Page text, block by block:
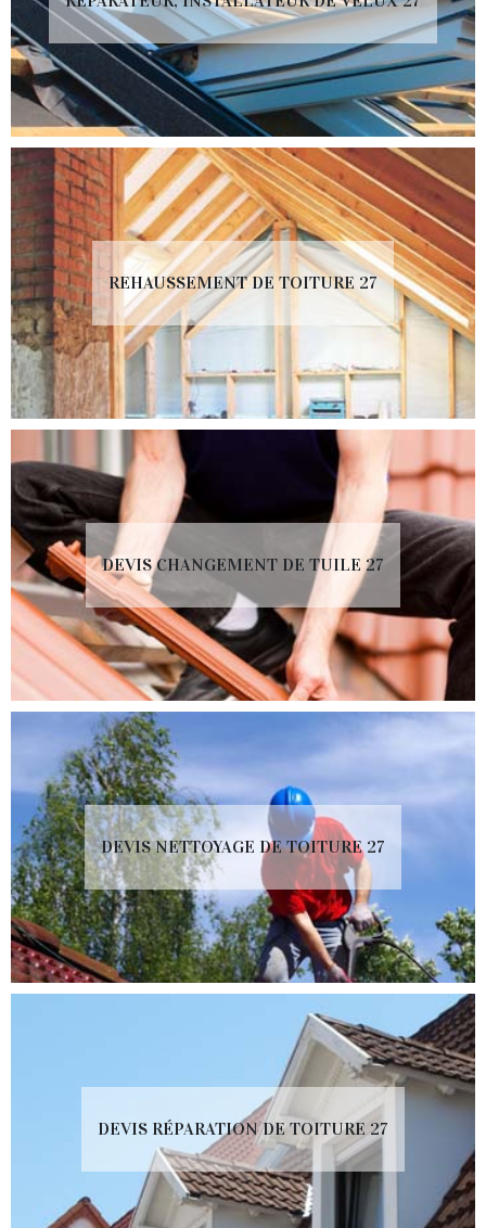
REHAUSSEMENT DE TOITURE 27
DEVIS CHANGEMENT DE TUILE 27
DEVIS NETTOYAGE DE TOITURE 27
DEVIS RÉPARATION DE TOITURE 27